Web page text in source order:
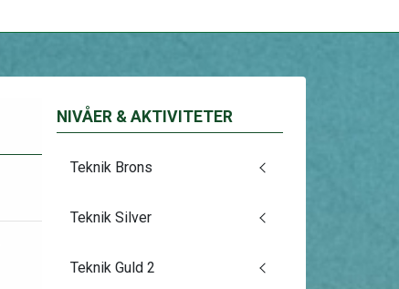
NIVÅER & AKTIVITETER
Teknik Brons
Teknik Silver
Teknik Guld 2